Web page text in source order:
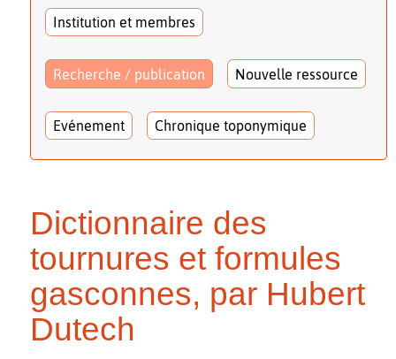
Institution et membres
Recherche / publication Nouvelle ressource
Evénement Chronique toponymique
Dictionnaire des
tournures et formules
gasconnes, par Hubert
Dutech